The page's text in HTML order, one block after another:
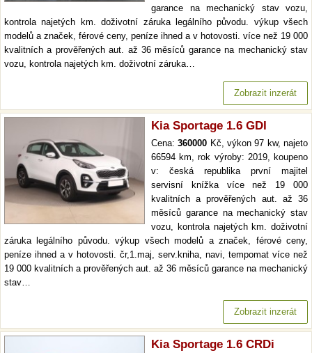
garance na mechanický stav vozu,
kontrola najetých km. doživotní záruka legálního původu. výkup všech
modelů a značek, férové ceny, peníze ihned a v hotovosti. více než 19 000
kvalitních a prověřených aut. až 36 měsíců garance na mechanický stav
vozu, kontrola najetých km. doživotní záruka…
Zobrazit inzerát
Kia Sportage 1.6 GDI
Cena:360000 Kč, výkon 97 kw, najeto
66594 km, rok výroby: 2019, koupeno
v: česká republika první majitel
servisní knížka více než 19 000
kvalitních a prověřených aut. až 36
měsíců garance na mechanický stav
vozu, kontrola najetých km. doživotní
záruka legálního původu. výkup všech modelů a značek, férové ceny,
peníze ihned a v hotovosti. čr,1.maj, serv.kniha, navi, tempomat více než
19 000 kvalitních a prověřených aut. až 36 měsíců garance na mechanický
stav…
Zobrazit inzerát
Kia Sportage 1.6 CRDi